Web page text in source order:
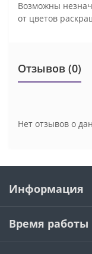
Возможны
от цветов
Отзывов (0)
Нет отзывов о
Информация
Время работы